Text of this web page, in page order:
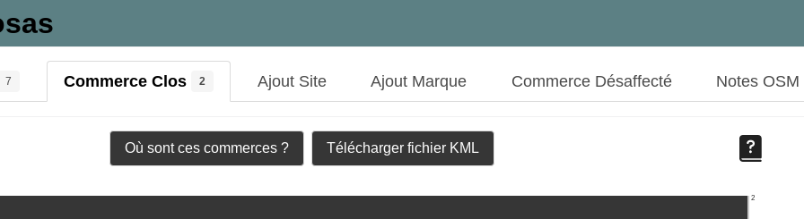
7 Commerce Clos 2 Ajout Site Ajout Marque Commerce Désaffecté Notes OSM
Où sont ces commerces ? Télécharger fichier KML
2